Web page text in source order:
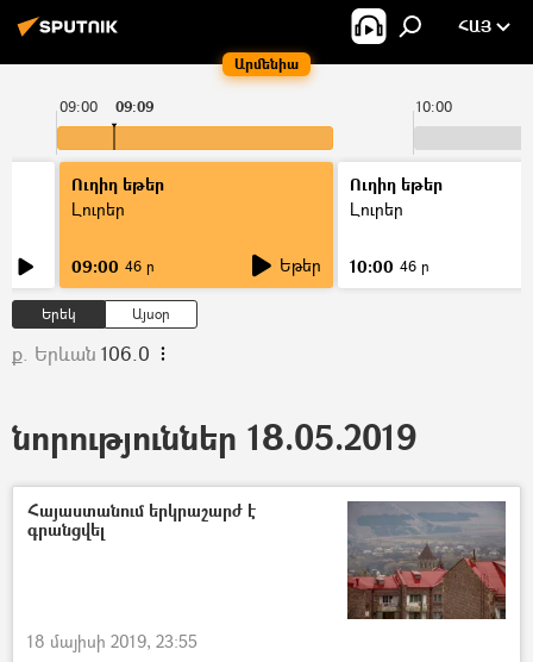
Արմենիա
ՀԱՅ
09:00 10:00
09:09
Ուղիղ եթեր
Լուրեր
09:00 46 ր Եթեր
Ուղիղ եթեր
Լուրեր
10:00 46 ր
Երեկ Այսօր
ք. Երևան 106.0
նորություններ 18.05.2019
Հայաստանում երկրաշարժ է
գրանցվել
18 մայիսի 2019, 23:55